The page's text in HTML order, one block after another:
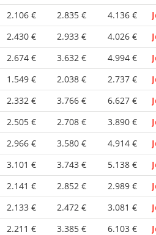
2.106 € 2.835 € 4.136 €
2.430 € 2.933 € 4.026 €
2.674 € 3.632 € 4.994 €
1.549 € 2.038 € 2.737 €
2.332 € 3.766 € 6.627 €
2.505 € 2.708 € 3.890 €
2.966 € 3.580 € 4.914 €
3.101 € 3.743 € 5.138 €
2.141 € 2.852 € 2.989 €
2.133 € 2.472 € 3.081 €
2.211 € 3.385 € 6.103 €